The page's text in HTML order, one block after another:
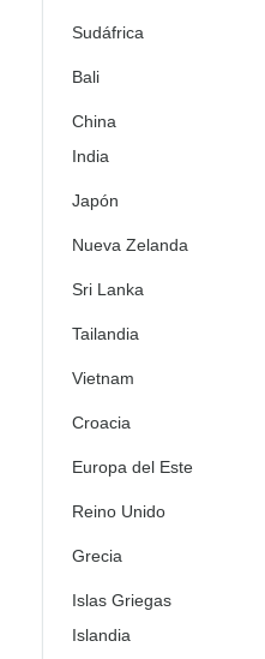
Sudáfrica
Bali
China
India
Japón
Nueva Zelanda
Sri Lanka
Tailandia
Vietnam
Croacia
Europa del Este
Reino Unido
Grecia
Islas Griegas
Islandia